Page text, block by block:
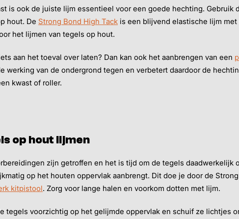
is ook de juiste lijm essentieel voor een goede hechting.
hout. De Strong Bond High Tack is een blijvend elastische lijm
het lijmen van tegels op hout.
aan het toeval over laten? Dan kan ook het aanbrengen van een
werking van de ondergrond tegen en verbetert daardoor de
kwast of roller.
op hout lijmen
zijn getroffen en het is tijd om de tegels daadwerkelijk
op het houten oppervlak aanbrengt. Dit doe je door de
kitpistool. Zorg voor lange halen en voorkom dotten met lijm.
tegels voorzichtig op het gelijmde oppervlak en schuif ze lichtjes